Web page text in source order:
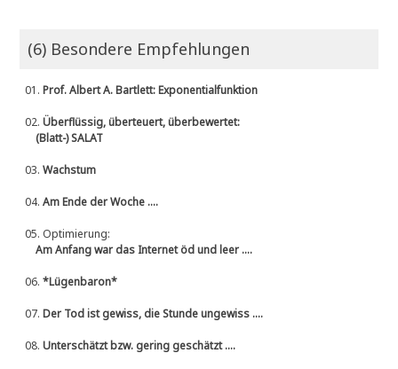
(6) Besondere Empfehlungen
01.Prof. Albert A. Bartlett: Exponentialfunktion
02.Überflüssig, überteuert, überbewertet:
(Blatt-) SALAT
03.Wachstum
04.Am Ende der Woche ....
05. Optimierung:
Am Anfang war das Internet öd und leer ....
06.*Lügenbaron*
07.Der Tod ist gewiss, die Stunde ungewiss ....
08.Unterschätzt bzw. gering geschätzt ....